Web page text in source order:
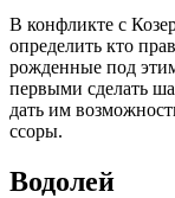
В конфликте с
определить кто
рожденные под
первыми сделать
дать им
ссоры.
Водолей